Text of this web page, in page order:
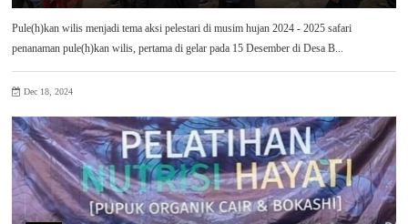
Pule(h)kan wilis menjadi tema aksi pelestari di musim hujan 2024 - 2025 safari
penanaman pule(h)kan wilis, pertama di gelar pada 15 Desember di Desa B...
Dec 18, 2024